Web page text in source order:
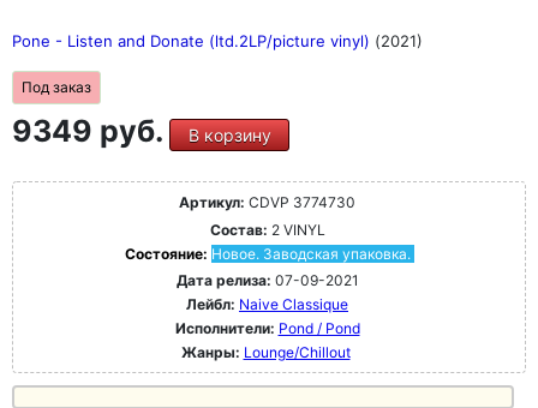
Pone - Listen and Donate (ltd.2LP/picture vinyl) (2021)
Под заказ
9349 руб. В корзину
Артикул: CDVP 3774730
Состав: 2 VINYL
Состояние: Новое. Заводская упаковка.
Дата релиза: 07-09-2021
Лейбл: Naive Classique
Исполнители: Pond / Pond
Жанры: Lounge/Chillout